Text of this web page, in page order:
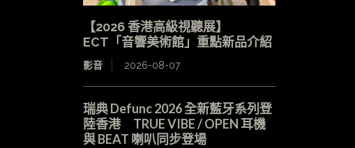
【2026 香港高級視聽展】
ECT「音響美術館」重點新品介紹
影音 2026-08-07
瑞典 Defunc 2026 全新藍牙系列登
陸香港 TRUE VIBE / OPEN 耳機
與 BEAT 喇叭同步登場